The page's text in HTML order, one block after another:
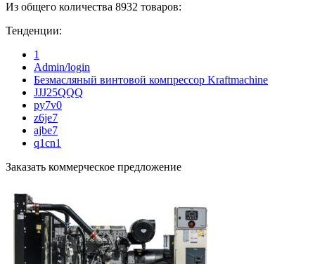
Из общего количества 8932 товаров:
Тенденции:
1
Admin/login
Безмасляный винтовой компрессор Kraftmaсhine
JJJ25QQQ
py7v0
z6je7
ajbe7
q1cn1
Заказать коммерческое предложение